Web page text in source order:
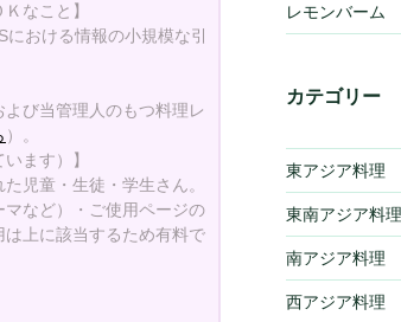
なこと】
おける情報の小規模な引
び当管理人のもつ料理レ
）。
ます）】
児童・生徒・学生さん。
など）・ご使用ページの
上に該当するため有料で
レモンバーム
カテゴリー
東アジア料理
東南アジア料理
南アジア料理
西アジア料理